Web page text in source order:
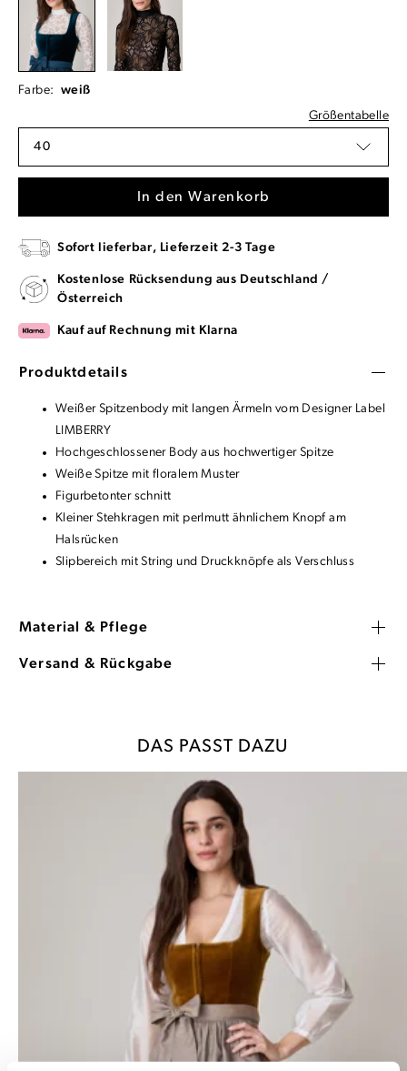
Farbe: weiß
Größentabelle
40
In den Warenkorb
Sofort lieferbar, Lieferzeit 2-3 Tage
Kostenlose Rücksendung aus Deutschland /
Österreich
Kauf auf Rechnung mit Klarna
Produktdetails
Weißer Spitzenbody mit langen Ärmeln vom Designer Label
LIMBERRY
Hochgeschlossener Body aus hochwertiger Spitze
Weiße Spitze mit floralem Muster
Figurbetonter schnitt
Kleiner Stehkragen mit perlmutt ähnlichem Knopf am
Halsrücken
Slipbereich mit String und Druckknöpfe als Verschluss
Material & Pflege
Versand & Rückgabe
DAS PASST DAZU